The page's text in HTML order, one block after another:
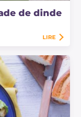
de dinde
LIRE